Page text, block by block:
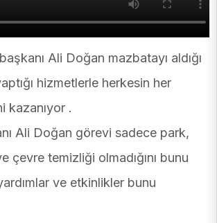
Ali Doğan mazbatayı aldığı
hizmetlerle herkesin her
kazanıyor .
Ali Doğan görevi sadece park,
çevre temizliği olmadığını bunu
ve etkinlikler bunu